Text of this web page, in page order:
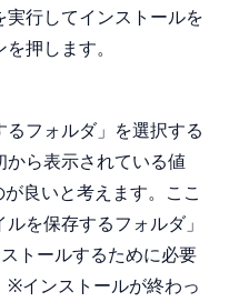
行してインストールを
押します。
るフォルダ」を選択する
ら表示されている値
良いと考えます。ここ
を保存するフォルダ」
トールするために必要
※インストールが終わっ